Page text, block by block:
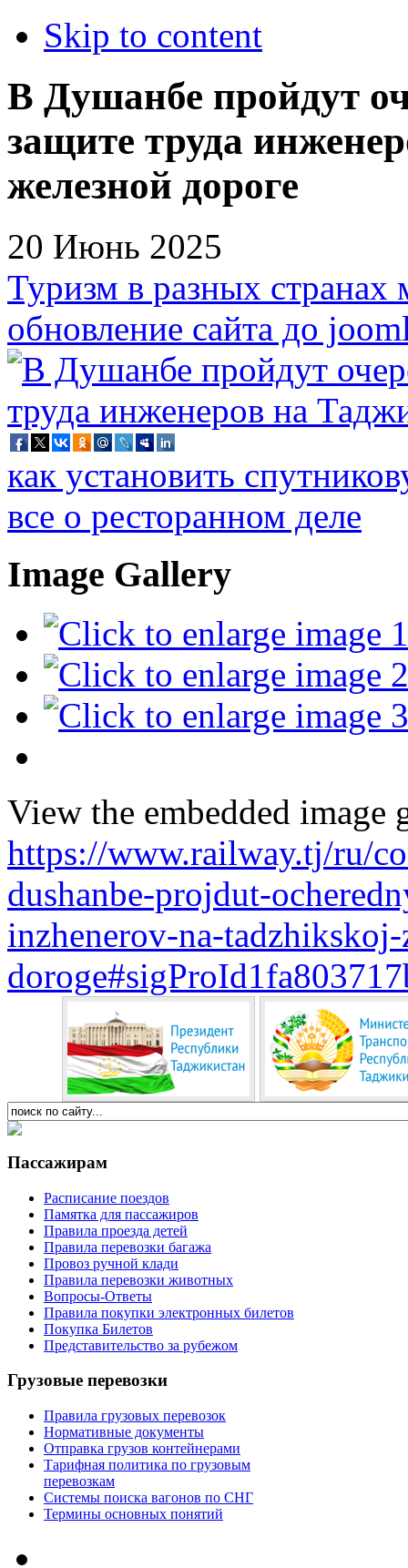
Skip to content
В Душанбе пройдут
защите труда
железной дороге
20 Июнь 2025
Туризм в разных странах
обновление сайта до
как установить
все о ресторанном деле
Image Gallery
View the embedded image
https://www.railway.tj/ru/
dushanbe-projdut-
inzhenerov-na-
Пассажирам
Расписание поездов
Памятка для пассажиров
Правила проезда детей
Правила перевозки багажа
Провоз ручной клади
Правила перевозки животных
Вопросы-Ответы
Правила покупки электронных билетов
Покупка Билетов
Представительство за рубежом
Грузовые перевозки
Правила грузовых перевозок
Нормативные документы
Отправка грузов контейнерами
Тарифная политика по грузовым
перевозкам
Системы поиска вагонов по СНГ
Термины основных понятий